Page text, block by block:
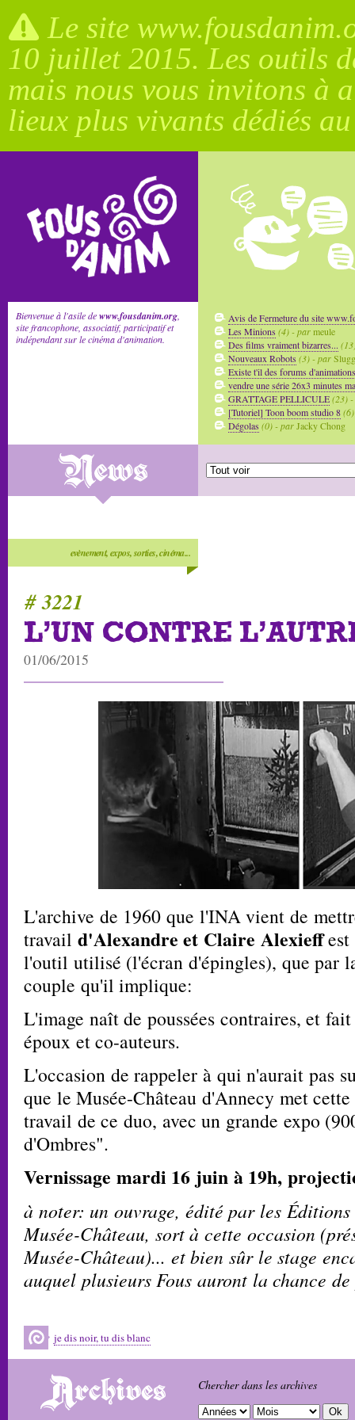
Le site
10 juillet 2015. Les outils
mais nous vous invitons à
lieux plus vivants dédiés
Bienvenue à l'asile dewww.fousdanim.org
site francophone, associatif, participatif et
indépendant sur le cinéma d'animation.
Avis de Fermeture du site
Les Minions(4) - parmeule
Des films vraiment bizarres...
Nouveaux Robots(3) - par
Existe t'il des forums d'animations
vendre une série 26x3 minutes
GRATTAGE PELLICULE(23)
[Tutoriel] Toon boom studio 8
Dégolas(0) - parJacky Chong
evènement, expos, sorties, cinéma...
# 3221
L'UN CONTRE
01/06/2015
L'archive de 1960 que l'INA vient de
travail d'Alexandre et Claire Alexieffest
l'outil utilisé (l'écran d'épingles), que par
couple qu'il implique:
L'image naît de poussées contraires, et
époux et co-auteurs.
L'occasion de rappeler à qui n'aurait pas
que le Musée-Château d'Annecy met
travail de ce duo, avec un grande expo
d'Ombres".
Vernissage mardi 16 juin à 19h,
à noter: un ouvrage, édité par les
Musée-Château, sort à cette occasion
Musée-Château)... et bien sûr le stage
auquel plusieurs Fous auront la chance
je dis noir, tu dis blanc
Chercher dans les archives